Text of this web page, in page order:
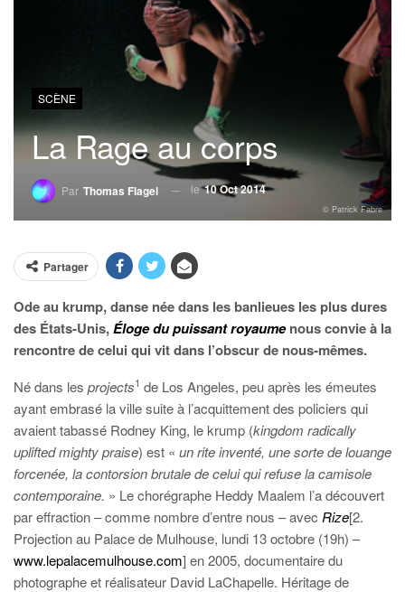
SCÈNE
La Rage au corps
Par Thomas Flagel le10 Oct 2014
© Patrick Fabre
Partager
Ode au krump, danse née dans les banlieues les plus dures
des États-Unis,Éloge du puissant royaumenous convie à la
rencontre de celui qui vit dans l’obscur de nous-mêmes.
Né dans les projects1 de Los Angeles, peu après les émeutes
ayant embrasé la ville suite à l’acquittement des policiers qui
avaient tabassé Rodney King, le krump (kingdom radically
uplifted mighty praise) est « un rite inventé, une sorte de louange
forcenée, la contorsion brutale de celui qui refuse la camisole
contemporaine. » Le chorégraphe Heddy Maalem l’a découvert
par effraction – comme nombre d’entre nous – avec Rize[2.
Projection au Palace de Mulhouse, lundi 13 octobre (19h) –
www.lepalacemulhouse.com] en 2005, documentaire du
photographe et réalisateur David LaChapelle. Héritage de